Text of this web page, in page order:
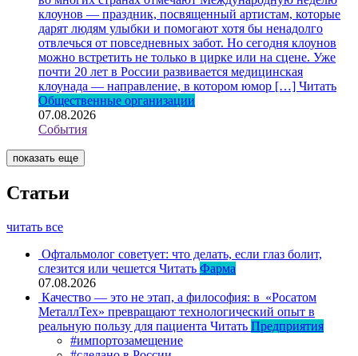
клоунов — праздник, посвященный артистам, которые
дарят людям улыбки и помогают хотя бы ненадолго
отвлечься от повседневных забот. Но сегодня клоунов
можно встретить не только в цирке или на сцене. Уже
почти 20 лет в России развивается медицинская
клоунада — направление, в котором юмор […] Читать
Общественные организации
07.08.2026
События
показать еще
Статьи
читать все
Офтальмолог советует: что делать, если глаз болит,
слезится или чешется Читать Фарма
07.08.2026
Качество — это не этап, а философия: в «Росатом
МеталлТех» превращают технологический опыт в
реальную пользу для пациента Читать Предприятия
#импортозамещение